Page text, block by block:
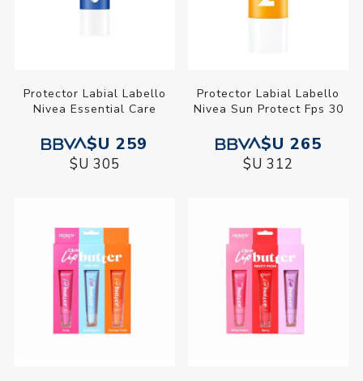
Protector Labial Labello
Nivea Essential Care
$U 259
$U 305
Protector Labial Labello
Nivea Sun Protect Fps 30
$U 265
$U 312